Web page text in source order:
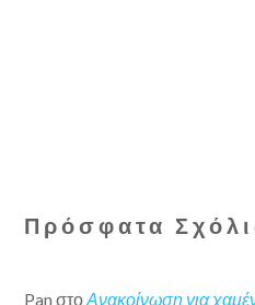
Πρόσφατα
Pan στοΑνακοίνωση για